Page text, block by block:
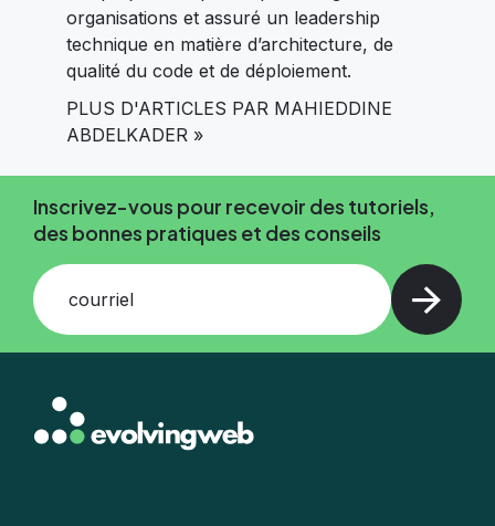
organisations et assuré un leadership
technique en matière d’architecture, de
qualité du code et de déploiement.
PLUS D'ARTICLES PAR MAHIEDDINE
ABDELKADER »
Inscrivez-vous pour recevoir des tutoriels,
des bonnes pratiques et des conseils
courriel